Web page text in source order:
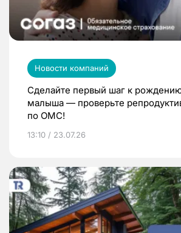
Новости компаний
Сделайте первый шаг к
малыша — проверьте
по ОМС!
13:10 / 23.07.26